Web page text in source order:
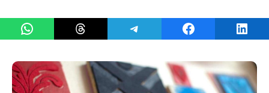
Share on WhatsAppShare on ThreadsShare on TelegramShare on Facebook